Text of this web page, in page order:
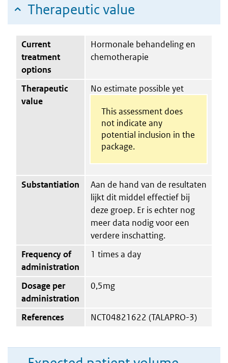
Therapeutic value
Current
treatment
options
Hormonale behandeling en
chemotherapie
Therapeutic
value
No estimate possible yet
This assessment does
not indicate any
potential inclusion in the
package.
Substantiation
Aan de hand van de resultaten
lijkt dit middel effectief bij
deze groep. Er is echter nog
meer data nodig voor een
verdere inschatting.
Frequency of
administration
1 times a day
Dosage per
administration
0,5mg
References NCT04821622 (TALAPRO-3)